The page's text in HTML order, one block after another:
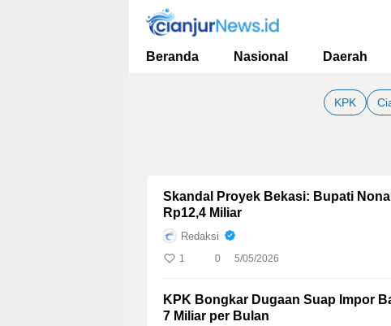
cianjurnews.id
Informasi Faktual dan Berimbang
Beranda Nasional Daerah
KPK
Skandal Proyek Bekasi: Bupati
Rp12,4 Miliar
Redaksi
1 0 5/05/2026
KPK Bongkar Dugaan Suap Impor
7 Miliar per Bulan